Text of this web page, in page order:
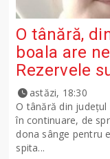
O tânără,
boala are
Rezervele
astăzi, 18:30
O tânără din
în continuare, de
dona sânge pentru
spita...